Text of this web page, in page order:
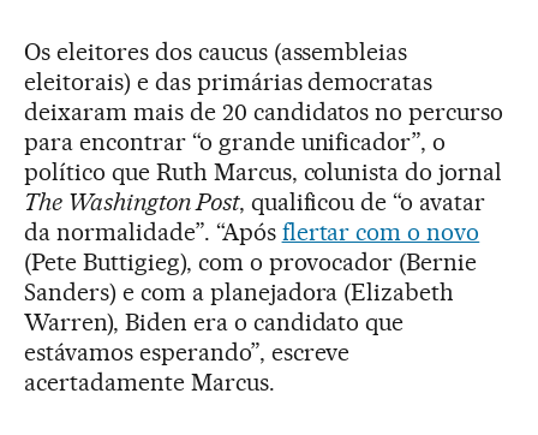
Os eleitores dos caucus (assembleias
eleitorais) e das primárias democratas
deixaram mais de 20 candidatos no percurso
para encontrar “o grande unificador”, o
político que Ruth Marcus, colunista do jornal
The Washington Post, qualificou de “o avatar
da normalidade”. “Após flertar com o novo
(Pete Buttigieg), com o provocador (Bernie
Sanders) e com a planejadora (Elizabeth
Warren), Biden era o candidato que
estávamos esperando”, escreve
acertadamente Marcus.